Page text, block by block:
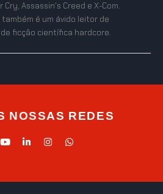
Cry, Assassin's Creed e X-Com.
é um ávido leitor de
ficção científica hardcore.
NOSSAS REDES